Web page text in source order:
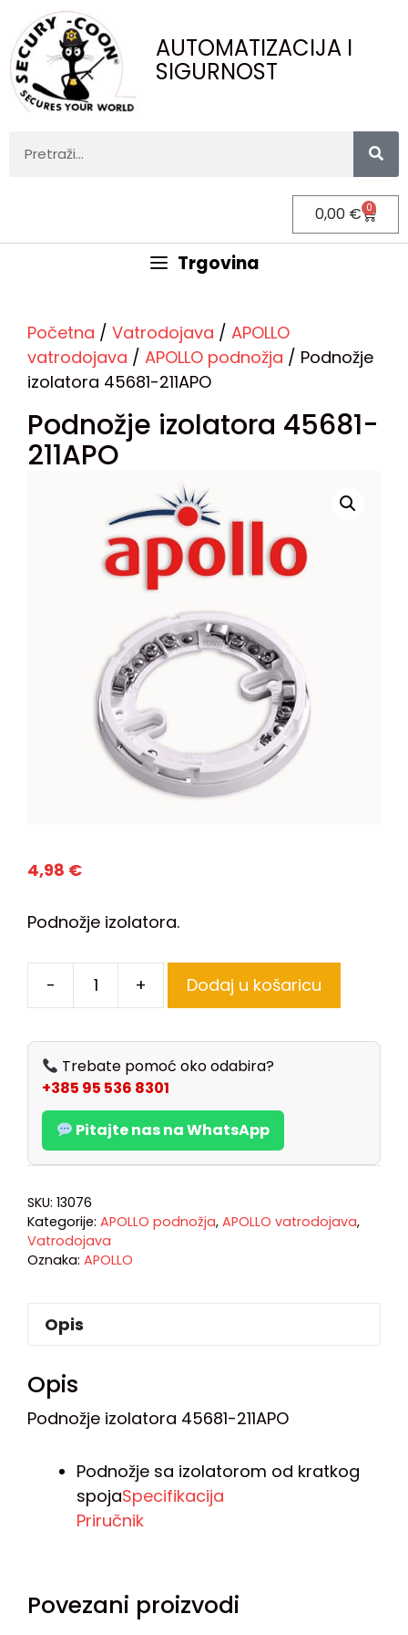
AUTOMATIZACIJA I
SIGURNOST
0,00 € 0
Trgovina
Početna / Vatrodojava / APOLLO
vatrodojava / APOLLO podnožja / Podnožje
izolatora 45681-211APO
Podnožje izolatora 45681-
211APO
4,98 €
Podnožje izolatora.
- + Dodaj u košaricu
Trebate pomoć oko odabira?
+385 95 536 8301
Pitajte nas na WhatsApp
SKU: 13076
Kategorije: APOLLO podnožja, APOLLO vatrodojava,
Vatrodojava
Oznaka: APOLLO
Opis
Opis
Podnožje izolatora 45681-211APO
Podnožje sa izolatorom od kratkog
spojaSpecifikacija
Priručnik
Povezani proizvodi